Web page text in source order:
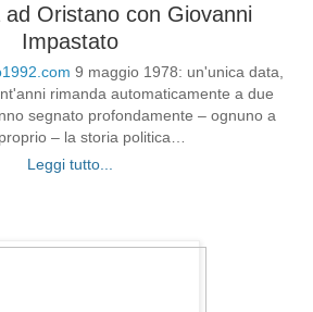
ad Oristano con Giovanni
Impastato
9 maggio 1978: un'unica data,
rimanda automaticamente a due
segnato profondamente – ognuno a
– la storia politica…
Leggi tutto...